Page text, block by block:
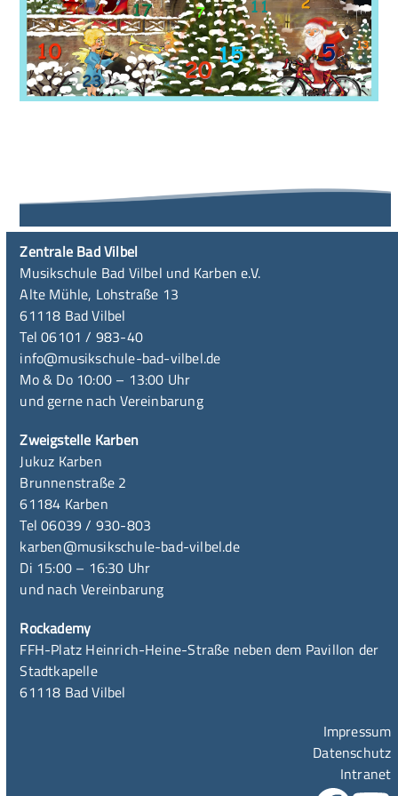
Zentrale Bad Vilbel
Musikschule Bad Vilbel und Karben e.V.
Alte Mühle, Lohstraße 13
61118 Bad Vilbel
Tel 06101 / 983-40
info@musikschule-bad-vilbel.de
Mo & Do 10:00 – 13:00 Uhr
und gerne nach Vereinbarung
Zweigstelle Karben
Jukuz Karben
Brunnenstraße 2
61184 Karben
Tel 06039 / 930-803
karben@musikschule-bad-vilbel.de
Di 15:00 – 16:30 Uhr
und nach Vereinbarung
Rockademy
FFH-Platz Heinrich-Heine-Straße neben dem Pavillon der
Stadtkapelle
61118 Bad Vilbel
Impressum
Datenschutz
Intranet